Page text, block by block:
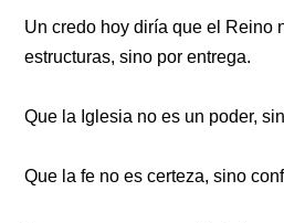
Un credo hoy diría que el Reino
estructuras, sino por entrega.
Que la Iglesia no es un poder,
Que la fe no es certeza, sino